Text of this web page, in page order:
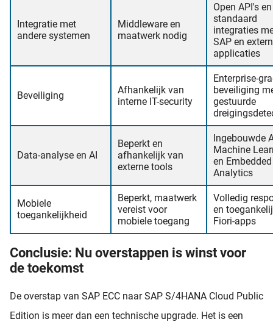
Integratie met
andere systemen
Middleware en
maatwerk nodig
Open API's en
standaard
integraties
SAP en
applicaties
Beveiliging
Afhankelijk van
interne IT-security
Enterprise-
beveiliging
gestuurde
Data-analyse en AI
Beperkt en
afhankelijk van
externe tools
Ingebouwde
Machine
en Embedded
Analytics
Mobiele
toegankelijkheid
Beperkt, maatwerk
vereist voor
mobiele toegang
Volledig
en
Fiori-apps
Conclusie: Nu overstappen is winst voor
de toekomst
De overstap van SAP ECC naar SAP S/4HANA Cloud Public
Edition is meer dan een technische upgrade. Het is een